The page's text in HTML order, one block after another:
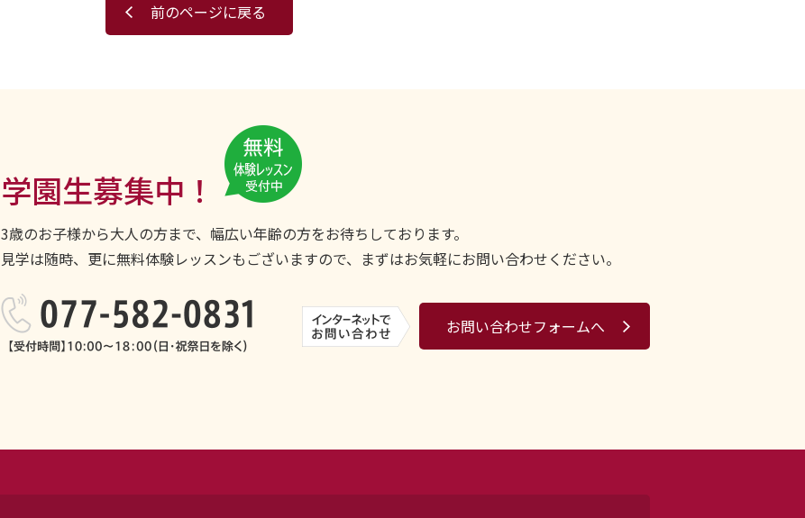
前のページに戻る
学園生募集中！
3歳のお子様から大人の方まで、幅広い年齢の方をお待ちしております。
見学は随時、更に無料体験レッスンもございますので、まずはお気軽にお問い合わせください。
お問い合わせフォームへ